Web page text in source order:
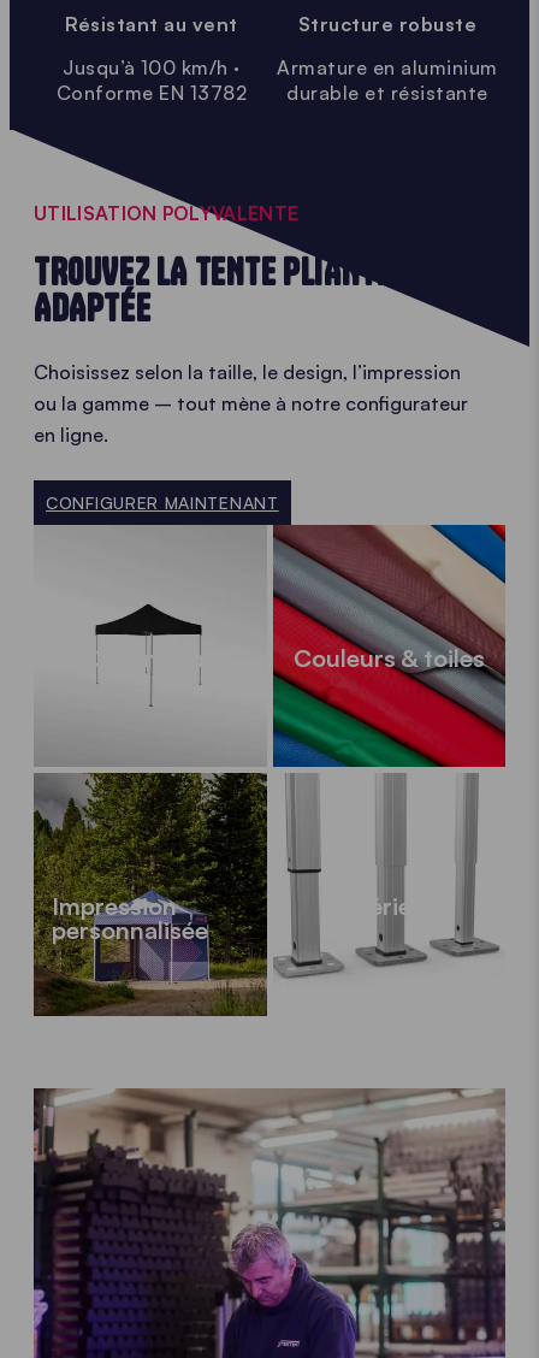
Résistant au vent
Jusqu’à 100 km/h ·
Conforme EN 13782
Structure robuste
Armature en aluminium
durable et résistante
UTILISATION POLYVALENTE
TROUVEZ LA TENTE PLIANTE
ADAPTÉE
Choisissez selon la taille, le design, l’impression
ou la gamme – tout mène à notre configurateur
en ligne.
CONFIGURER MAINTENANT
Dimensions Couleurs & toiles
Impression
personnalisée
Séries